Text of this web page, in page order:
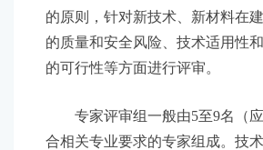
的原则，针对新技术、新材料在
的质量和安全风险、技术适用性
的可行性等方面进行评审。
专家评审组一般由5至9名（应
合相关专业要求的专家组成。技